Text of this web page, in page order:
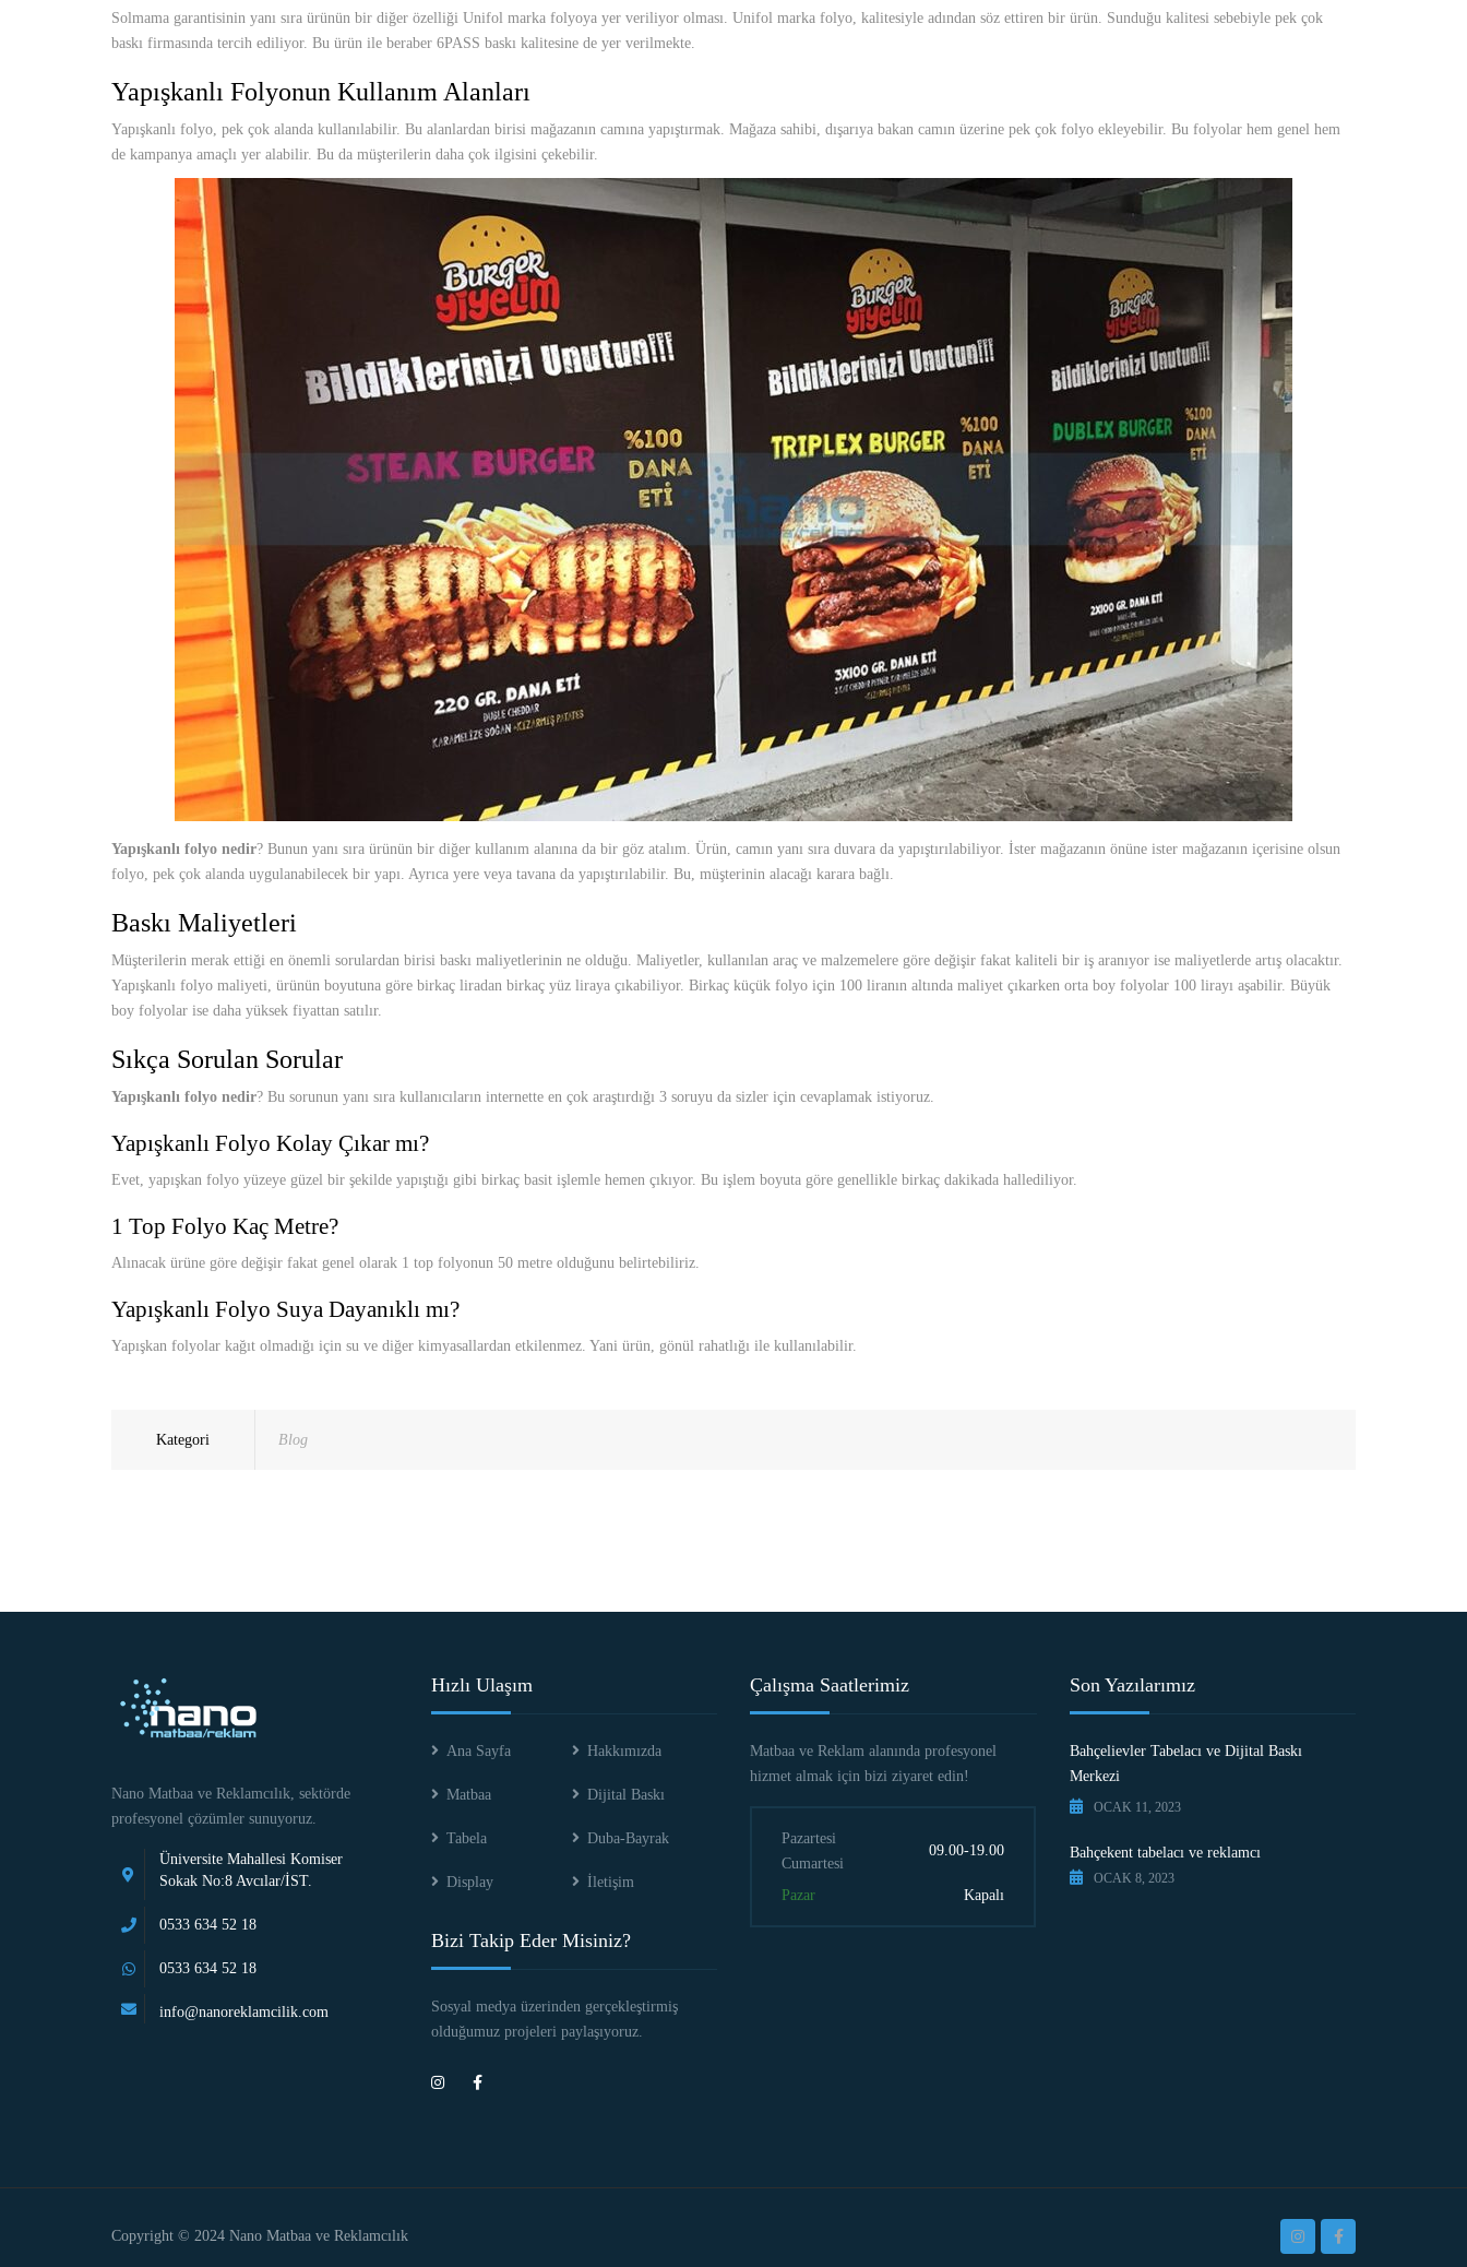
Solmama garantisinin yanı sıra ürünün bir diğer özelliği Unifol marka folyoya yer veriliyor olması. Unifol marka folyo, kalitesiyle adından söz ettiren bir ürün. Sunduğu kalitesi sebebiyle pek çok
baskı firmasında tercih ediliyor. Bu ürün ile beraber 6PASS baskı kalitesine de yer verilmekte.
Yapışkanlı Folyonun Kullanım Alanları
Yapışkanlı folyo, pek çok alanda kullanılabilir. Bu alanlardan birisi mağazanın camına yapıştırmak. Mağaza sahibi, dışarıya bakan camın üzerine pek çok folyo ekleyebilir. Bu folyolar hem genel hem
de kampanya amaçlı yer alabilir. Bu da müşterilerin daha çok ilgisini çekebilir.
Yapışkanlı folyo nedir? Bunun yanı sıra ürünün bir diğer kullanım alanına da bir göz atalım. Ürün, camın yanı sıra duvara da yapıştırılabiliyor. İster mağazanın önüne ister mağazanın içerisine olsun
folyo, pek çok alanda uygulanabilecek bir yapı. Ayrıca yere veya tavana da yapıştırılabilir. Bu, müşterinin alacağı karara bağlı.
Baskı Maliyetleri
Müşterilerin merak ettiği en önemli sorulardan birisi baskı maliyetlerinin ne olduğu. Maliyetler, kullanılan araç ve malzemelere göre değişir fakat kaliteli bir iş aranıyor ise maliyetlerde artış olacaktır.
Yapışkanlı folyo maliyeti, ürünün boyutuna göre birkaç liradan birkaç yüz liraya çıkabiliyor. Birkaç küçük folyo için 100 liranın altında maliyet çıkarken orta boy folyolar 100 lirayı aşabilir. Büyük
boy folyolar ise daha yüksek fiyattan satılır.
Sıkça Sorulan Sorular
Yapışkanlı folyo nedir? Bu sorunun yanı sıra kullanıcıların internette en çok araştırdığı 3 soruyu da sizler için cevaplamak istiyoruz.
Yapışkanlı Folyo Kolay Çıkar mı?
Evet, yapışkan folyo yüzeye güzel bir şekilde yapıştığı gibi birkaç basit işlemle hemen çıkıyor. Bu işlem boyuta göre genellikle birkaç dakikada hallediliyor.
1 Top Folyo Kaç Metre?
Alınacak ürüne göre değişir fakat genel olarak 1 top folyonun 50 metre olduğunu belirtebiliriz.
Yapışkanlı Folyo Suya Dayanıklı mı?
Yapışkan folyolar kağıt olmadığı için su ve diğer kimyasallardan etkilenmez. Yani ürün, gönül rahatlığı ile kullanılabilir.
Kategori Blog
Nano Matbaa ve Reklamcılık, sektörde
profesyonel çözümler sunuyoruz.
Üniversite Mahallesi Komiser
Sokak No:8 Avcılar/İST.
0533 634 52 18
0533 634 52 18
info@nanoreklamcilik.com
Hızlı Ulaşım
Ana Sayfa Hakkımızda
Matbaa Dijital Baskı
Tabela Duba-Bayrak
Display İletişim
Bizi Takip Eder Misiniz?
Sosyal medya üzerinden gerçekleştirmiş
olduğumuz projeleri paylaşıyoruz.
Çalışma Saatlerimiz
Matbaa ve Reklam alanında profesyonel
hizmet almak için bizi ziyaret edin!
Pazartesi
Cumartesi
09.00-19.00
Pazar Kapalı
Son Yazılarımız
Bahçelievler Tabelacı ve Dijital Baskı
Merkezi
OCAK 11, 2023
Bahçekent tabelacı ve reklamcı
OCAK 8, 2023
Copyright © 2024 Nano Matbaa ve Reklamcılık